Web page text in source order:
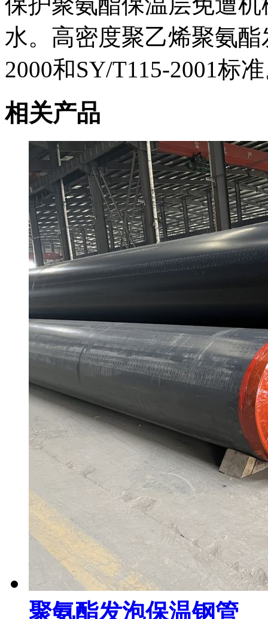
水。高密度聚乙烯聚氨
2000和SY/T115-2001标
相关产品
聚氨酯发泡保温钢管